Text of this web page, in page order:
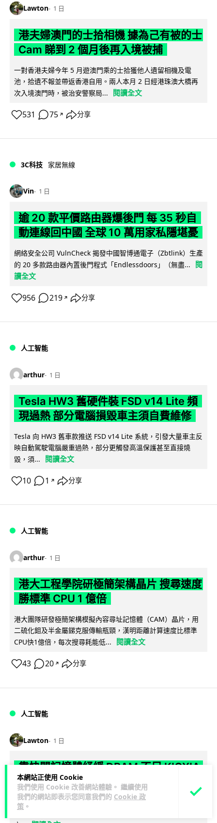
本網站正使用 Cookie
我們使用 Cookie 改善網站體驗。 繼續使用
我們的網站即表示您同意我們的 Cookie 政
策 。
Lawton 1 日
港夫婦澳門的士拾相機 據為己有被的士
Cam 睇到 2 個月後再入境被捕
一對香港夫婦今年 5 月遊澳門乘的士拾獲他人遺留相機及電
池，拾遺不報並帶返香港自用。兩人本月 2 日經港珠澳大橋再
次入境澳門時，被治安警察局...
閱讀全文
531 75 ↗ 分享
3C科技 家居無線
Vin 1 日
逾 20 款平價路由器爆後門 每 35 秒自
動連線回中國 全球 10 萬用家私隱堪憂
網絡安全公司 VulnCheck 揭發中國智博通電子（Zbtlink）生產
的 20 多款路由器內置後門程式「Endlessdoors」（無盡...
閱
讀全文
956 219 ↗ 分享
人工智能
arthur 1 日
Tesla HW3 舊硬件裝 FSD v14 Lite 頻
現過熱 部分電腦損毀車主須自費維修
Tesla 向 HW3 舊車款推送 FSD v14 Lite 系統，引發大量車主反
映自動駕駛電腦嚴重過熱，部分更觸發高溫保護甚至直接燒
毀，須...
閱讀全文
10 1 ↗ 分享
人工智能
arthur 1 日
港大工程學院研極簡架構晶片 搜尋速度
勝標準 CPU 1 億倍
港大團隊研發極簡架構模擬內容尋址記憶體（CAM）晶片，用
二硫化鉬及半金屬銻克服傳輸瓶頸，漢明距離計算速度比標準
CPU快1億倍，每次搜尋耗能低...
閱讀全文
43 20 ↗ 分享
人工智能
Lawton 1 日
靠快閃記憶體紓緩 DRAM 不足 KIOXIA
推 XL1 記憶體擴充模組
KIOXIA 發表全新記憶體擴充模組 XL1 系列，結合低延遲快閃記